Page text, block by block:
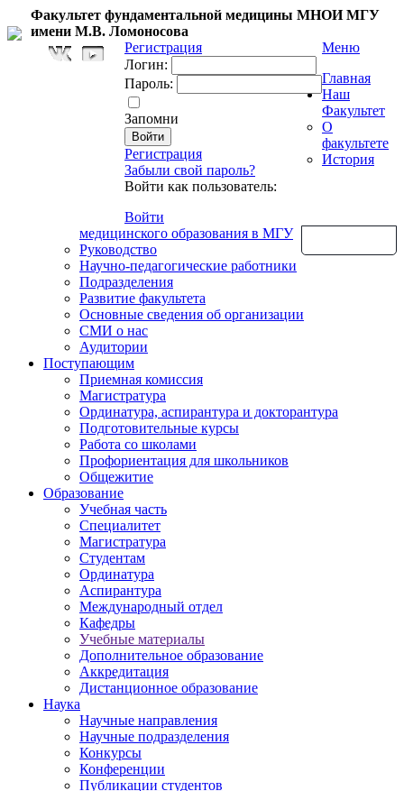
Факультет фундаментальной медицины МНОИ МГУ
имени М.В. Ломоносова
Регистрация
Логин:
Пароль:
Запомни
Регистрация
Забыли свой пароль?
Войти как пользователь:
Войти
Меню
Главная
Наш
Факультет
О
факультете
История
медицинского образования в МГУ
Руководство
Научно-педагогические работники
Подразделения
Развитие факультета
Основные сведения об организации
СМИ о нас
Аудитории
Поступающим
Приемная комиссия
Магистратура
Ординатура, аспирантура и докторантура
Подготовительные курсы
Работа со школами
Профориентация для школьников
Общежитие
Образование
Учебная часть
Специалитет
Магистратура
Студентам
Ординатура
Аспирантура
Международный отдел
Кафедры
Учебные материалы
Дополнительное образование
Аккредитация
Дистанционное образование
Наука
Научные направления
Научные подразделения
Конкурсы
Конференции
Публикации студентов